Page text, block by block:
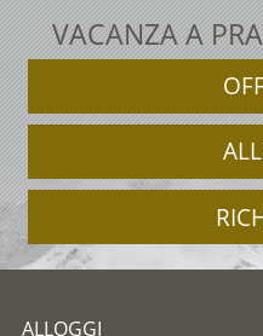
VACANZA A
ALLOGGI